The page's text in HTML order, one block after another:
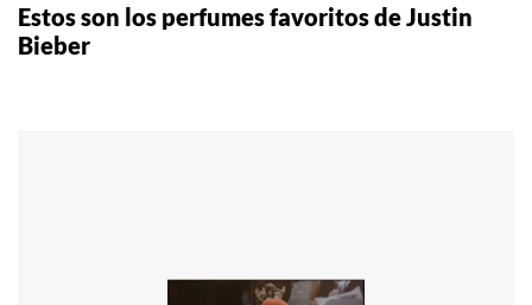
Estos son los perfumes favoritos de Justin
Bieber